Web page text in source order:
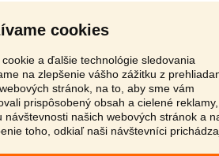
cookies
a ďalšie technológie sledovania
na zlepšenie vášho zážitku z
stránok, na to, aby sme vám
prispôsobený obsah a cielené
návštevnosti našich webových stránok a
toho, odkiaľ naši návštevníci